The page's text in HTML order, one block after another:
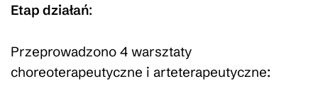
Etap działań:
Przeprowadzono 4 warsztaty
choreoterapeutyczne i arteterapeutyczne: